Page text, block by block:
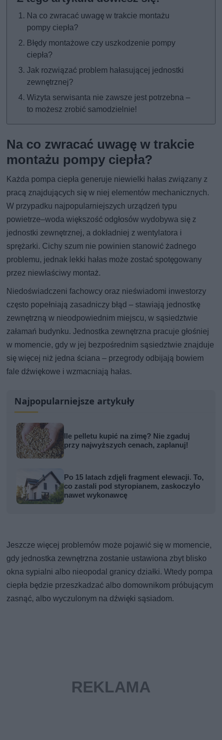
Na co zwracać uwagę w trakcie montażu
pompy ciepła?
Błędy montażowe czy uszkodzenie pompy
ciepła?
Jak rozwiązać problem hałasującej jednostki
zewnętrznej?
Wizyta serwisanta nie zawsze jest potrzebna –
to możesz zrobić samodzielnie!
Na co zwracać uwagę w trakcie
montażu pompy ciepła?
Każda pompa ciepła generuje niewielki hałas związany z
pracą znajdujących się w niej elementów mechanicznych.
W przypadku najpopularniejszych urządzeń typu
powietrze–woda większość odgłosów wydobywa się z
jednostki zewnętrznej, a dokładniej z wentylatora i
sprężarki. Cichy szum nie powinien stanowić żadnego
problemu, jednak lekki hałas może zostać spotęgowany
przez niewłaściwy montaż.
Niedoświadczeni fachowcy oraz nieświadomi inwestorzy
często popełniają zasadniczy błąd – stawiają jednostkę
zewnętrzną w nieodpowiednim miejscu, w sąsiedztwie
załamań budynku. Jednostka zewnętrzna pracuje głośniej
w momencie, gdy w jej bezpośrednim sąsiedztwie znajduje
się więcej niż jedna ściana – przegrody odbijają bowiem
fale dźwiękowe i wzmacniają hałas.
Najpopularniejsze artykuły
Ile pelletu kupić na zimę? Nie zgaduj
przy najwyższych cenach, zaplanuj!
Po 15 latach zdjęli fragment elewacji. To,
co zastali pod styropianem, zaskoczyło
nawet wykonawcę
Jeszcze więcej problemów może pojawić się w momencie,
gdy jednostka zewnętrzna zostanie ustawiona zbyt blisko
okna sypialni albo nieopodal granicy działki. Wtedy pompa
ciepła będzie przeszkadzać albo domownikom próbującym
zasnąć, albo wyczulonym na dźwięki sąsiadom.